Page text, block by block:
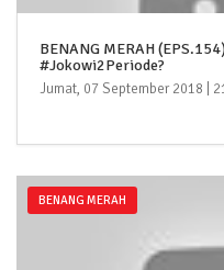
BENANG MERAH
#Jokowi2Periode?
Jumat, 07 September 2018 |
BENANG MERAH